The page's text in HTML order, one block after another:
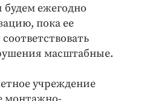
ежегодно
пока ее
масштабные.
учреждение